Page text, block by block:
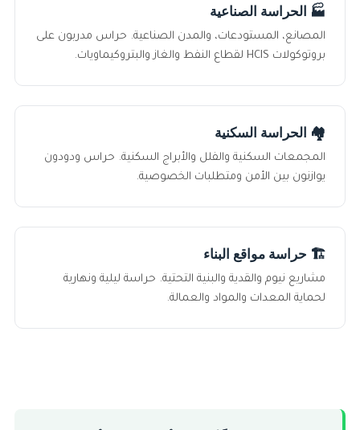
🏭 الحراسة الصناعية
المصانع، المستودعات، والمدن الصناعية. حراس مدربون على
بروتوكولات HCIS لقطاع النفط والغاز والبتروكيماويات.
🏘️ الحراسة السكنية
المجمعات السكنية والفلل والأبراج السكنية. حراس ودودون
يوازنون بين الأمن ومتطلبات الخصوصية.
🏗️ حراسة مواقع البناء
مشاريع نيوم والقدية والبنية التحتية. حراسة ليلية ونهارية
لحماية المعدات والمواد والعمالة.